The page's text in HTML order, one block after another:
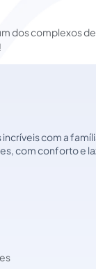
dos complexos
com a
com conforto e